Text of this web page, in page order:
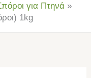
για Πτηνά »
1kg